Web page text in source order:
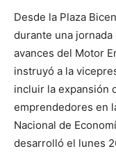
Desde la Plaza
durante una
avances del Motor
instruyó a la
incluir la expansión
emprendedores en
Nacional de
desarrolló el lunes